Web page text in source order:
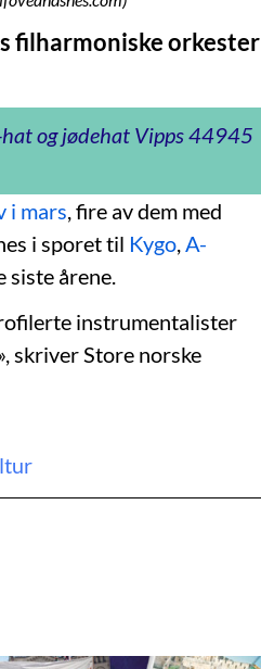
filharmoniske orkester
og jødehat Vipps 44945
i mars, fire av dem med
i sporet til Kygo,A-
siste årene.
instrumentalister
skriver Store norske